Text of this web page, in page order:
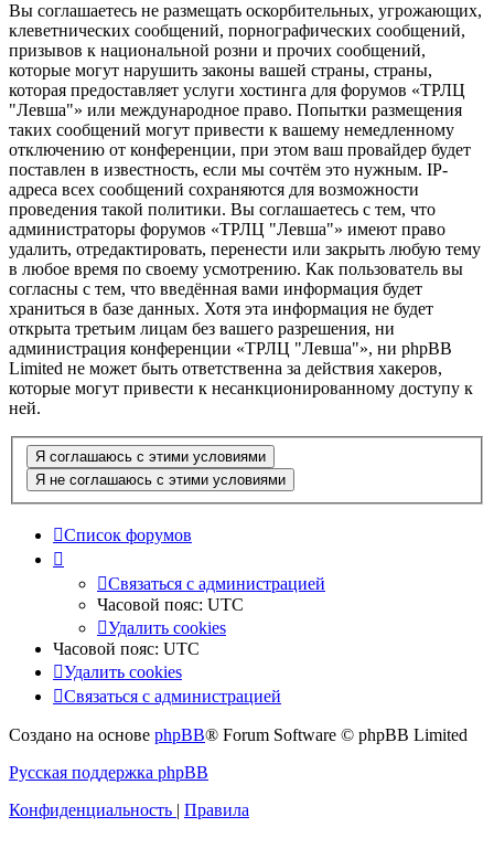
Вы соглашаетесь не размещать оскорбительных, угрожающих,
клеветнических сообщений, порнографических сообщений,
призывов к национальной розни и прочих сообщений,
которые могут нарушить законы вашей страны, страны,
которая предоставляет услуги хостинга для форумов «ТРЛЦ
"Левша"» или международное право. Попытки размещения
таких сообщений могут привести к вашему немедленному
отключению от конференции, при этом ваш провайдер будет
поставлен в известность, если мы сочтём это нужным. IP-
адреса всех сообщений сохраняются для возможности
проведения такой политики. Вы соглашаетесь с тем, что
администраторы форумов «ТРЛЦ "Левша"» имеют право
удалить, отредактировать, перенести или закрыть любую тему
в любое время по своему усмотрению. Как пользователь вы
согласны с тем, что введённая вами информация будет
храниться в базе данных. Хотя эта информация не будет
открыта третьим лицам без вашего разрешения, ни
администрация конференции «ТРЛЦ "Левша"», ни phpBB
Limited не может быть ответственна за действия хакеров,
которые могут привести к несанкционированному доступу к
ней.
Список форумов
Связаться с администрацией
Часовой пояс: UTC
Удалить cookies
Часовой пояс: UTC
Удалить cookies
Связаться с администрацией
Создано на основе phpBB® Forum Software © phpBB Limited
Русская поддержка phpBB
Конфиденциальность | Правила